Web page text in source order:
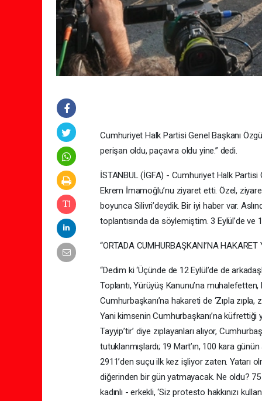
Cumhuriyet Halk Partisi Genel Başkanı
perişan oldu, paçavra oldu yine.” dedi.
İSTANBUL (İGFA) - Cumhuriyet Halk Partisi
Ekrem İmamoğlu’nu ziyaret etti. Özel,
boyunca Silivri’deydik. Bir iyi haber var.
toplantısında da söylemiştim. 3 Eylül’de ve
“ORTADA CUMHURBAŞKANI’NA HAKARET
“Dedim ki ‘Üçünde de 12 Eylül’de de
Toplantı, Yürüyüş Kanunu’na
Cumhurbaşkanı’na hakareti de ‘Zıpla
Yani kimsenin Cumhurbaşkanı’na küfrettiği
Tayyip’tir’ diye zıplayanları alıyor,
tutuklanmışlardı; 19 Mart’ın, 100 kara
2911’den suçu ilk kez işliyor zaten. Yatarı
diğerinden bir gün yatmayacak. Ne oldu? 75
kadınlı - erkekli, ‘Siz protesto hakkınızı